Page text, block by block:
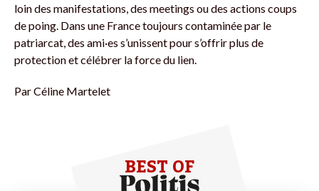
loin des manifestations, des meetings ou des actions coups
de poing. Dans une France toujours contaminée par le
patriarcat, des ami·es s’unissent pour s’offrir plus de
protection et célébrer la force du lien.
ParCéline Martelet
BEST OF